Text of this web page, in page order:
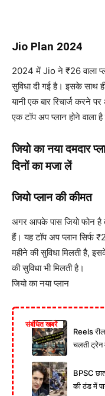
Jio Plan 2024
2024 में Jio ने ₹26 वाला
सुविधा दी गई है। इसके साथ
यानी एक बार रिचार्ज करने
एक टॉप अप प्लान होने वाला
जियो का नया दमदार
दिनों का मजा लें
जियो प्लान की कीमत
अगर आपके पास जियो फोन
हैं। यह टॉप अप प्लान सिर्फ
महीने की सुविधा मिलती है,
की सुविधा भी मिलती है।
जियो का नया प्लान
संबंधित खबरें
Reels
चलती ट्रेन
BPSC
की ठंड में